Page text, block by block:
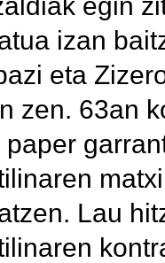
izan
eta
zen. 63an
paper
Lau